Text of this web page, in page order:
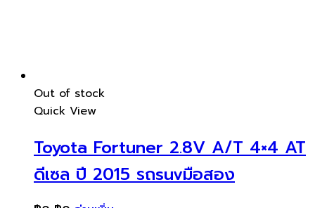
Out of stock
Quick View
Toyota Fortuner 2.8V A/T 4×4 AT
ดีเซล ปี 2015 รถsuvมือสอง